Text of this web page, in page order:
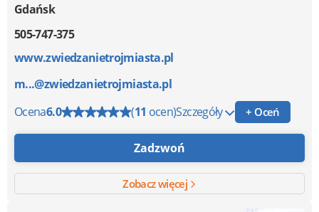
Gdańsk
505-747-375
www.zwiedzanietrojmiasta.pl
m...@zwiedzanietrojmiasta.pl
Ocena6.0 (11 ocen)Szczegóły + Oceń
Zadzwoń
Zobacz więcej